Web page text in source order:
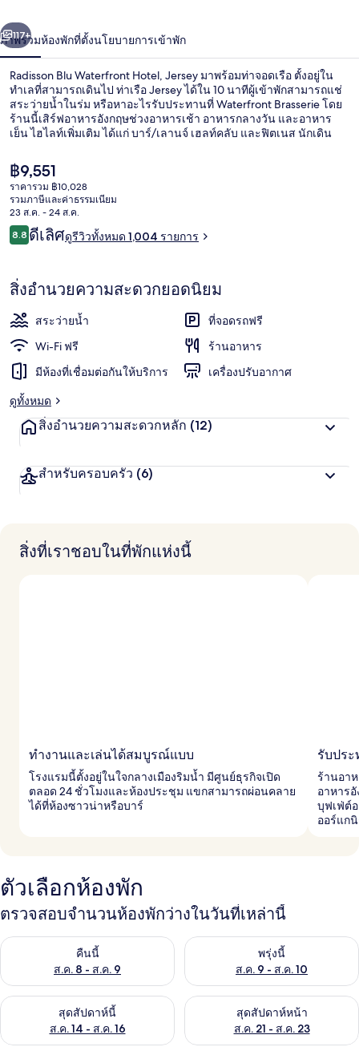
า
ถัดไป
117+
ภาพรวมห้องพักที่ตั้งนโยบายการเข้าพัก
Radisson Blu Waterfront Hotel, Jersey มาพร้อมท่าจอดเรือ ตั้งอยู่ใน
ทำเลที่สามารถเดินไป ท่าเรือ Jersey ได้ใน 10 นาทีผู้เข้าพักสามารถแช่
สระว่ายน้ำในร่ม หรือหาอะไรรับประทานที่ Waterfront Brasserie โดย
ร้านนี้เสิร์ฟอาหารอังกฤษช่วงอาหารเช้า อาหารกลางวัน และอาหาร
เย็น ไฮไลท์เพิ่มเติม ได้แก่ บาร์/เลานจ์ เฮลท์คลับ และฟิตเนส นักเดิน
ราคา
ปัจจุบัน
฿9,551
฿9,551
ราคารวม ฿10,028
รวมภาษีและค่าธรรมเนียม
23 ส.ค. - 24 ส.ค.
รีวิว
8.88.8 จาก 10
ดีเลิศดูรีวิวทั้งหมด 1,004 รายการ
สิ่งอำนวยความสะดวกยอดนิยม
สระว่ายน้ำ
ที่จอดรถฟรี
Wi-Fi ฟรี
ร้านอาหาร
มีห้องที่เชื่อมต่อกันให้บริการ
เครื่องปรับอากาศ
ดูทั้งหมด
สิ่งอำนวยความสะดวกหลัก (12)
สำหรับครอบครัว (6)
สิ่งที่เราชอบในที่พักแห่งนี้
ทำงานและเล่นได้สมบูรณ์แบบ
โรงแรมนี้ตั้งอยู่ในใจกลางเมืองริมน้ำ มีศูนย์ธุรกิจเปิด
ตลอด 24 ชั่วโมงและห้องประชุม แขกสามารถผ่อนคลาย
ได้ที่ห้องซาวน่าหรือบาร์
รับปร
ร้านอา
อาหาร
บุฟเฟ่ต์
ออร์แก
ตัวเลือกห้องพัก
ตรวจสอบจำนวนห้องพักว่างในวันที่เหล่านี้
คืนนี้
ส.ค. 8 - ส.ค. 9
ตรวจสอบจำนวนห้องพักว่างในคืนนี้ ส.ค. 8 - ส.ค. 9พรุ่งนี้
ส.ค. 9 - ส.ค. 10
ตรวจสอบจำนวนห้องพักว่างใน
สุดสัปดาห์นี้
ส.ค. 14 - ส.ค. 16
ตรวจสอบจำนวนห้องพักว่างในสุดสัปดาห์นี้ ส.ค. 14 - ส.ค. 16
สุดสัปดาห์หน้า
ส.ค. 21 - ส.ค. 23
ตรวจสอบจำนวนห้องพักว่างใน